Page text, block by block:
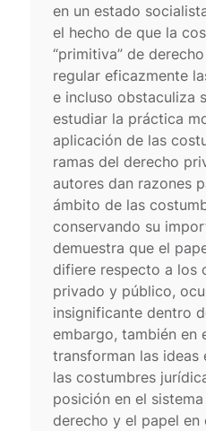
en un estado
el hecho de que la
“primitiva” de
regular eficazmente
e incluso obstaculiza
estudiar la práctica
aplicación de las
ramas del derecho
autores dan razones
ámbito de las
conservando su
demuestra que el
difiere respecto a los
privado y público,
insignificante dentro
embargo, también en
transforman las ideas
las costumbres
posición en el
derecho y el papel en